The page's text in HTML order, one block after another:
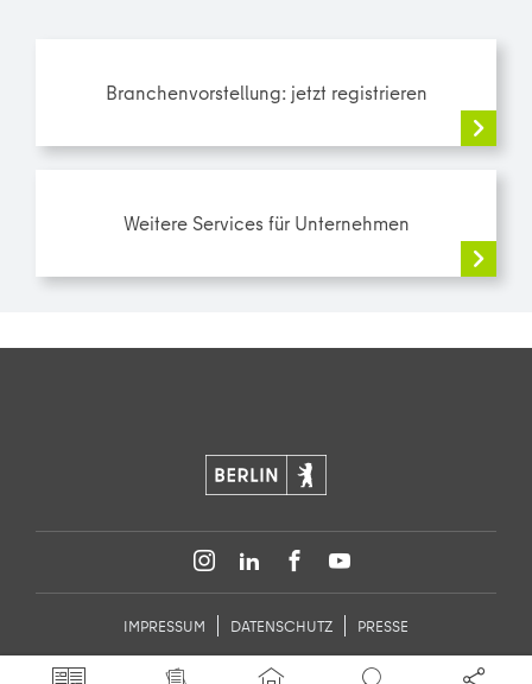
Branchenvorstellung: jetzt registrieren
Weitere Services für Unternehmen
IMPRESSUM DATENSCHUTZ PRESSE